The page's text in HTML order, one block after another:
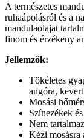
A természetes
ruhaápolásról és a
mandulaolajat
finom és érzékeny
Jellemzők:
Tökéletes
angóra,
Mosási
Színezékek
Nem
Kézi mosásra